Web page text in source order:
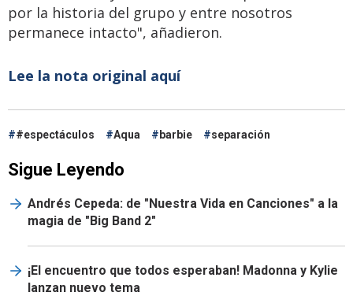
por la historia del grupo y entre nosotros
permanece intacto", añadieron.
Lee la nota original aquí
#espectáculos Aqua barbie separación
Sigue Leyendo
Andrés Cepeda: de "Nuestra Vida en Canciones" a la
magia de "Big Band 2"
¡El encuentro que todos esperaban! Madonna y Kylie
lanzan nuevo tema